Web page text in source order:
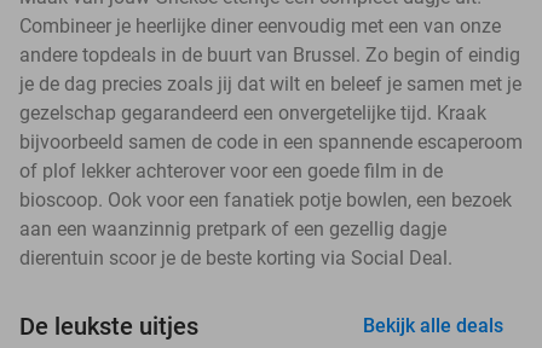
Combineer je heerlijke diner eenvoudig met een van onze
andere topdeals in de buurt van Brussel. Zo begin of eindig
je de dag precies zoals jij dat wilt en beleef je samen met je
gezelschap gegarandeerd een onvergetelijke tijd. Kraak
bijvoorbeeld samen de code in een spannende escaperoom
of plof lekker achterover voor een goede film in de
bioscoop. Ook voor een fanatiek potje bowlen, een bezoek
aan een waanzinnig pretpark of een gezellig dagje
dierentuin scoor je de beste korting via Social Deal.
De leukste uitjes Bekijk alle deals